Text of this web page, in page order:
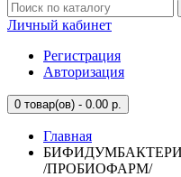
Личный кабинет
Регистрация
Авторизация
0 товар(ов) - 0.00 р.
Главная
/ПРОБИОФАРМ/